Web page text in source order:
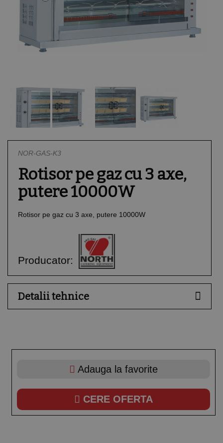
Vitrine Pizza
Formare aluat
Gelaterie
Preparare creme
Rotisoare
Salamandre
Vitrine
Mentinere la rece
Pubele
Mese congelare
Mese reci
Sisteme de ventilatie
Spalare
Unica folosinta
NOR-GAS-K3
Rotisor pe gaz cu 3 axe,
putere 10000W
Rotisor pe gaz cu 3 axe, putere 10000W
Producator:
Detalii tehnice
Adauga la favorite
CERE OFERTA